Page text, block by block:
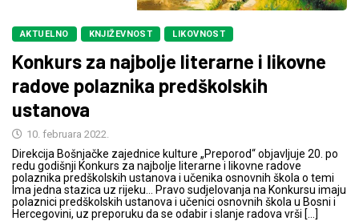
AKTUELNO KNJIŽEVNOST LIKOVNOST
Konkurs za najbolje literarne i likovne
radove polaznika predškolskih
ustanova
10. februara 2022.
Direkcija Bošnjačke zajednice kulture „Preporod“ objavljuje 20. po
redu godišnji Konkurs za najbolje literarne i likovne radove
polaznika predškolskih ustanova i učenika osnovnih škola o temi
Ima jedna stazica uz rijeku… Pravo sudjelovanja na Konkursu imaju
polaznici predškolskih ustanova i učenici osnovnih škola u Bosni i
Hercegovini, uz preporuku da se odabir i slanje radova vrši […]